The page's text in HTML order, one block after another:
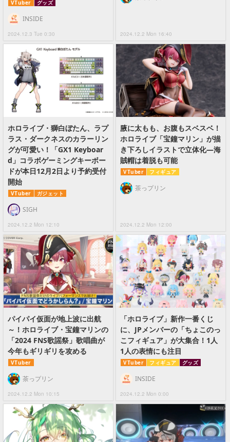
VTuber グッズ
2024.12.3 Tue 0:30
INSIDE
2024.12.2 Mon 16:40
ホロライブ・獅白ぼたん、ラプ
ラス・ダークネスのカラーリン
グが可愛い！「GX1 Keyboar
d」コラボゲーミングキーボー
ドが本日12月2日より予約受付
開始
VTuber ガジェット
2024.12.2 Mon 12:10
SIGH
腋に太もも、お腹もスベスベ！
ホロライブ「宝鐘マリン」が描
き下ろしイラストで立体化―海
賊帽は着脱も可能
VTuber フィギュア
2024.12.2 Mon 12:00
茶っプリン
パイパイ仮面が地上波に出航
～！ホロライブ・宝鐘マリンの
「2024 FNS歌謡祭」歌唱曲が
今年もギリギリを攻める
VTuber
2024.12.2 Mon 10:15
茶っプリン
「ホロライブ」新作一番くじ
に、JPメンバーの「ちょこのっ
こフィギュア」が大集合！1人
1人の表情にも注目
VTuber フィギュア グッズ
2024.12.2 Mon 0:00
INSIDE